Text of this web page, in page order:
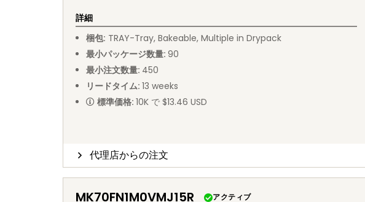
詳細
梱包: TRAY-Tray, Bakeable, Multiple in Drypack
最小パッケージ数量: 90
最小注文数量: 450
リードタイム: 13 weeks
標準価格: 10K で $13.46 USD
代理店からの注文
MK70FN1M0VMJ15R アクティブ